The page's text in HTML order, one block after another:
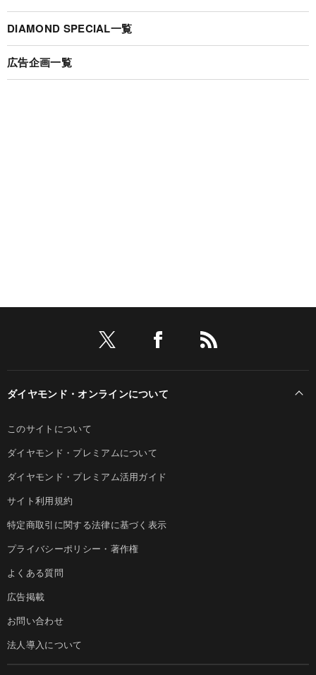
DIAMOND SPECIAL一覧
広告企画一覧
ダイヤモンド・オンラインについて
このサイトについて
ダイヤモンド・プレミアムについて
ダイヤモンド・プレミアム活用ガイド
サイト利用規約
特定商取引に関する法律に基づく表示
プライバシーポリシー・著作権
よくある質問
広告掲載
お問い合わせ
法人導入について